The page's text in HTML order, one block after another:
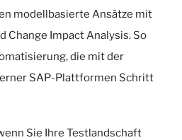
modellbasierte Ansätze mit
Change Impact Analysis. So
die mit der
SAP-Plattformen Schritt
Sie Ihre Testlandschaft